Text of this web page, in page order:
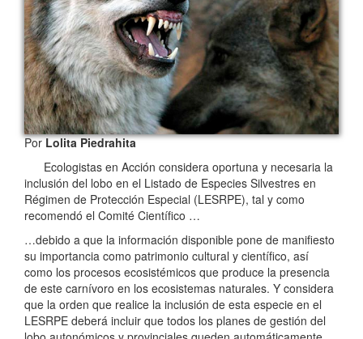
PorLolita Piedrahita
Ecologistas en Acción considera oportuna y necesaria la
inclusión del lobo en el Listado de Especies Silvestres en
Régimen de Protección Especial (LESRPE), tal y como
recomendó el Comité Científico …
…debido a que la información disponible pone de manifiesto
su importancia como patrimonio cultural y científico, así
como los procesos ecosistémicos que produce la presencia
de este carnívoro en los ecosistemas naturales. Y considera
que la orden que realice la inclusión de esta especie en el
LESRPE deberá incluir que todos los planes de gestión del